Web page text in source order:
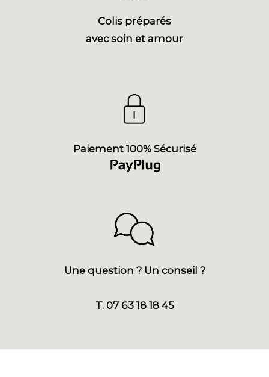
Colis préparés
avec soin et amour
Paiement 100% Sécurisé
Une question ? Un conseil ?
T. 07 63 18 18 45